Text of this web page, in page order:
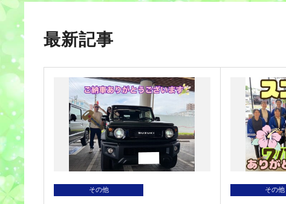
最新記事
その他 その他